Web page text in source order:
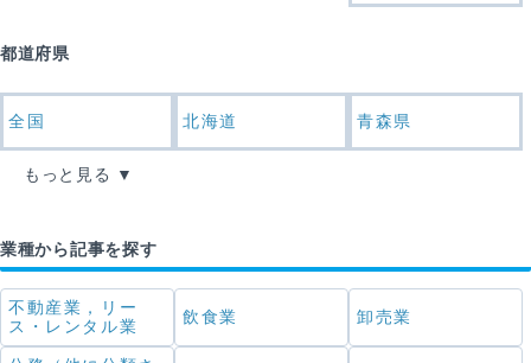
都道府県
全国 北海道 青森県
もっと見る
業種から記事を探す
不動産業，リー
ス・レンタル業
飲食業 卸売業